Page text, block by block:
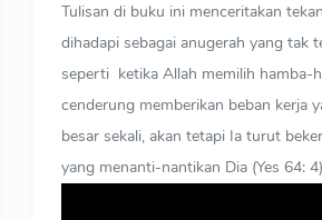
Tulisan di buku ini menceritakan
dihadapi sebagai anugerah yang tak
seperti ketika Allah memilih hamba-
cenderung memberikan beban kerja
besar sekali, akan tetapi Ia turut
yang menanti-nantikan Dia (Yes 64: 4)